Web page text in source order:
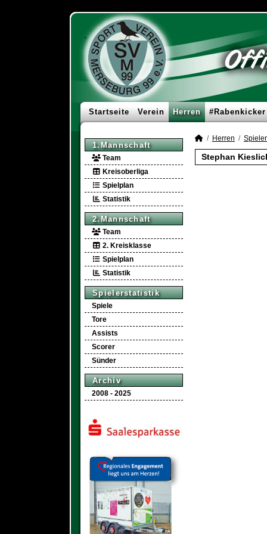
Startseite Verein Herren #Rabenkicker
1.Mannschaft
Team
Kreisoberliga
Spielplan
Statistik
2.Mannschaft
Team
2. Kreisklasse
Spielplan
Statistik
Spielerstatistik
Spiele
Tore
Assists
Scorer
Sünder
Archiv
2008 - 2025
Herren
Stephan